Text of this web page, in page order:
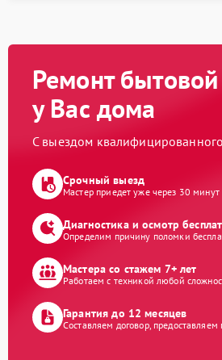
Ремонт
у Вас дома
С выездом
Срочный выезд
Мастер приедет уже через 30 минут
Диагностика и осмотр
Определим причину поломки
Мастера со стажем 7+ лет
Работаем с техникой любой
Гарантия до 12 месяцев
Составляем договор, предоставляем